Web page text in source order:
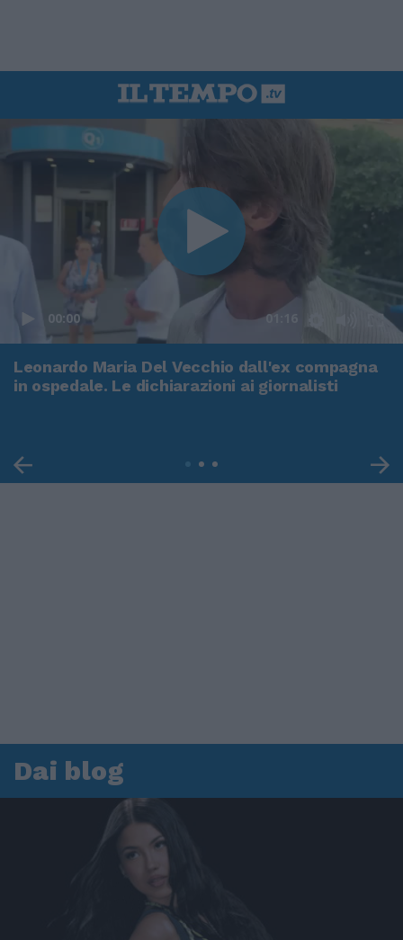
00:00 01:16
Leonardo Maria Del Vecchio dall'ex compagna
in ospedale. Le dichiarazioni ai giornalisti
Dai blog